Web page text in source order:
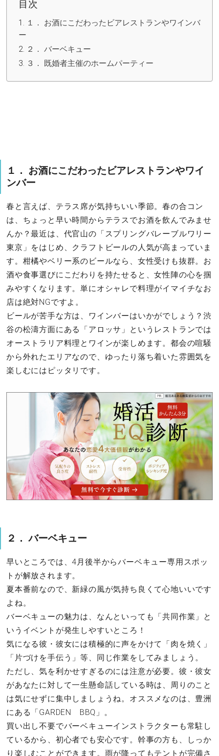
目次
１． お酒にこだわったビアレストランやワインバ
ー
２． バーベキュー
３． 既婚者主催のホームパーティー
１． お酒にこだわったビアレストランやワイ
ンバー
春と言えば、テラス席が気持ちいい季節。春の合コン
は、ちょっと早い時間からテラスでお酒を飲んでみませ
んか？最近は、代官山の「スプリングバレーブルワリー
東京」をはじめ、クラフトビールの人気が高まっていま
す。柑橘やベリー系のビールなら、女性受けも抜群。お
酒や食事選びにこだわりを持たせると、女性陣の心を掴
みやすくなります。単にオシャレで料理がイマイチなお
店は絶対NGですよ。
ビールが苦手な方は、ワインバーはいかがでしょう？渋
谷の松濤方面にある「アロッサ」というレストランでは
オーストラリア料理とワインが楽しめます。都会の喧騒
から外れたエリアなので、ゆったり落ち着いた雰囲気を
楽しむにはピッタリです。
２． バーベキュー
早いところでは、4月後半からバーベキュー専用スポッ
トが解放されます。
夏本番前なので、新緑の風が気持ち良くて心地いいです
よね。
バーベキューの魅力は、なんといっても「共同作業」と
いうイベントが発生しやすいところ！
気になる彼・彼女には積極的に声をかけて「肉を焼く」
「片づけを手伝う」等、同じ作業をしてみましょう。
ただし、気を利かせすぎるのには注意が必要。彼・彼女
があなたに対して一生懸命話している時は、周りのこと
は気にせずに集中しましょうね。オススメなのは、豊洲
にある「GARDEN BBQ」。
買い出し不要でバーベキューインストラクターも常駐し
ているから、初心者でも安心です。幹事の方も、しっか
り楽しむことができます。雨が降ってもテントが完備さ